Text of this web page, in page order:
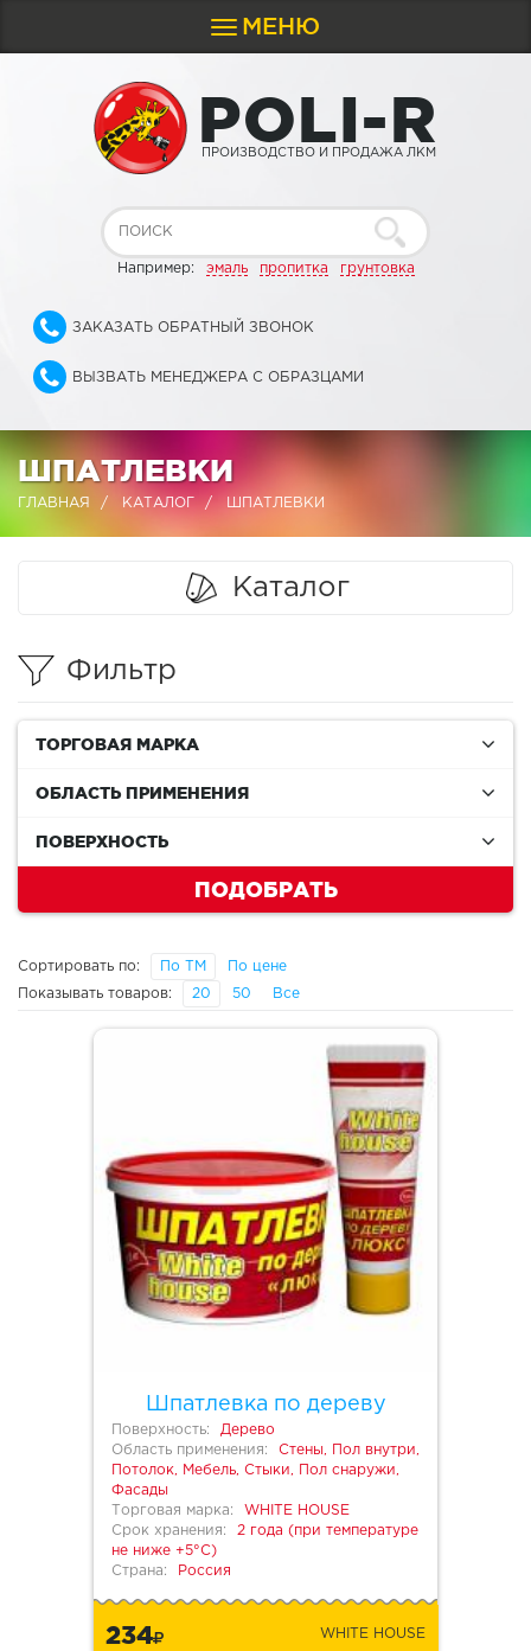
Toggle
navigation
МЕНЮ
POLI-R
ПРОИЗВОДСТВО И ПРОДАЖА ЛКМ
Например: эмаль пропитка грунтовка
ЗАКАЗАТЬ ОБРАТНЫЙ ЗВОНОК
ВЫЗВАТЬ МЕНЕДЖЕРА С ОБРАЗЦАМИ
ШПАТЛЕВКИ
ГЛАВНАЯ КАТАЛОГ ШПАТЛЕВКИ
Каталог
Фильтр
ТОРГОВАЯ МАРКА
ОБЛАСТЬ ПРИМЕНЕНИЯ
ПОВЕРХНОСТЬ
ПОДОБРАТЬ
Сортировать по: По ТМ По цене
Показывать товаров: 20 50 Все
Шпатлевка по дереву
Поверхность:
Дерево
Область применения:
Стены, Пол внутри,
Потолок, Мебель, Стыки, Пол снаружи,
Фасады
Торговая марка:
WHITE HOUSE
Срок хранения:
2 года (при температуре
не ниже +5°С)
Страна:
Россия
234 WHITE HOUSE